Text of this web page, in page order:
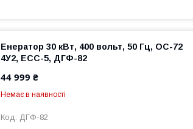
Енератор 30 кВт, 400 вольт, 50 Гц, ОС-72
4У2, ЕСС-5, ДГФ-82
44 999 ₴
Немає в наявності
ДГФ-82